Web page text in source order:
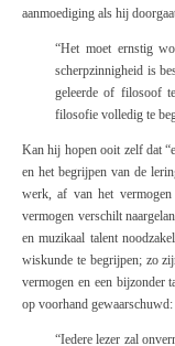
aanmoediging als hij
“Het moet ernstig
scherpzinnigheid is
geleerde of filosoof
filosofie volledig te
Kan hij hopen ooit zelf dat
en het begrijpen van de
werk, af van het
vermogen verschilt
en muzikaal talent
wiskunde te begrijpen; zo
vermogen en een
op voorhand gewaarschuwd:
“Iedere lezer zal